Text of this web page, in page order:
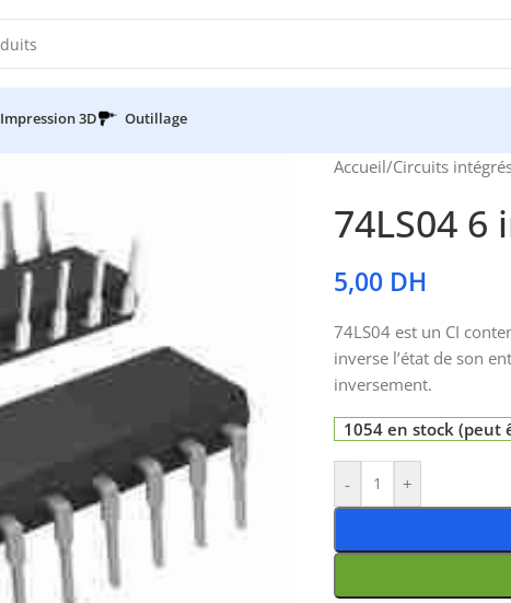
Impression 3D Outillage
Accueil/Circuits
74LS04 6
5,00 DH
74LS04 est un CI
inverse l’état de son
inversement.
1054 en stock (peut
- +